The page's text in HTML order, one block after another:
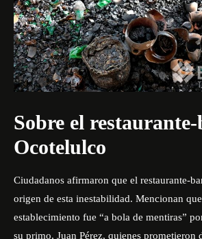
Sobre el
Ocotelulco
Ciudadanos afirmaron que el restaurante-
origen de esta inestabilidad. Mencionan
establecimiento fue “a bola de mentiras”
su primo, Juan Pérez, quienes prometieron